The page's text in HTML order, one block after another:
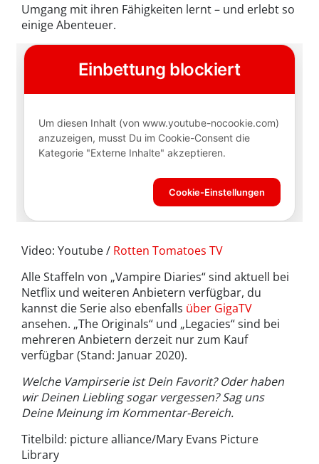
Umgang mit ihren Fähigkeiten lernt – und erlebt so
einige Abenteuer.
Video: Youtube / Rotten Tomatoes TV
Alle Staffeln von „Vampire Diaries“ sind aktuell bei
Netflix und weiteren Anbietern verfügbar, du
kannst die Serie also ebenfalls über GigaTV
ansehen. „The Originals“ und „Legacies“ sind bei
mehreren Anbietern derzeit nur zum Kauf
verfügbar (Stand: Januar 2020).
Welche Vampirserie ist Dein Favorit? Oder haben
wir Deinen Liebling sogar vergessen? Sag uns
Deine Meinung im Kommentar-Bereich.
Titelbild: picture alliance/Mary Evans Picture
Library